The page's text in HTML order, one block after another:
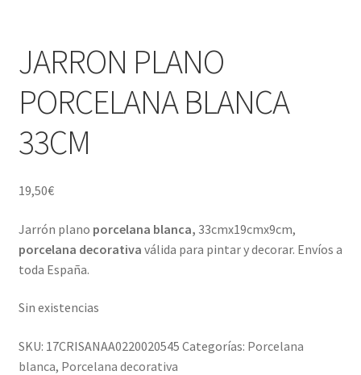
Porcelana blanca Profesional y Hostelería
Pigmentos Porcelana y Vidrio, Mediums, material pintura
porcelana
Regalo personal chico-chica
Decoración, cuadros y espejos
Iluminación, lamparas y apliques
JARRON PLANO
PORCELANA BLANCA
33CM
19,50€
Jarrón plano porcelana blanca, 33cmx19cmx9cm,
porcelana decorativa válida para pintar y decorar. Envíos a
toda España.
Sin existencias
SKU: 17CRISANAA0220020545 Categorías: Porcelana
blanca, Porcelana decorativa